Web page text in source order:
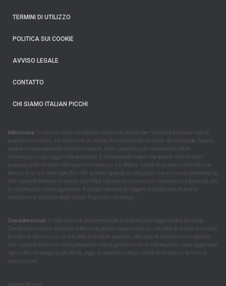
TERMINI DI UTILIZZO
POLITICA SUI COOKIE
AVVISO LEGALE
CONTATTO
CHI SIAMO ITALIAN PICCHI
Attenzione: In nessun caso richiediamo somme di denaro per rilasciare qualsiasi tipo di
prodotto finanziario, sia esso carta di credito, finanziamento o prestito. Se ciò accade, faccelo
sapere immediatamente tramite il modulo. Note: Lavoriamo per mantenere tutte le
informazioni il più aggiornate possibile. È interessante notare che queste informazioni
possono differire dalle informazioni trovate sui siti Web di istituti finanziari e/o fornitori di
servizi di un sito Web specifico. Per quanto riguarda le istituzioni che non hanno partnership,
tutti i prodotti elencati in questo sito https://italian-picchi.com non hanno alcuna garanzia che
le informazioni siano aggiornate. Ricordati sempre di leggere le condizioni d'uso e le
condizioni di acquisto degli istituti finanziari che scegli.
Considerazioni: Ci sforziamo di mantenere tutte le informazioni aggiornate e accurate.
Queste informazioni possono differire da quelle visualizzate sui siti Web di istituti finanziari,
fornitori di servizi o su un sito Web di prodotti specifici. Nel caso di istituzioni non partner,
tutti i prodotti finanziari sono presentati senza garantire che le informazioni siano aggiornate.
Ogni volta che scegli la tua offerta, leggi le condizioni degli istituti finanziari e i termini di
acquisizione.